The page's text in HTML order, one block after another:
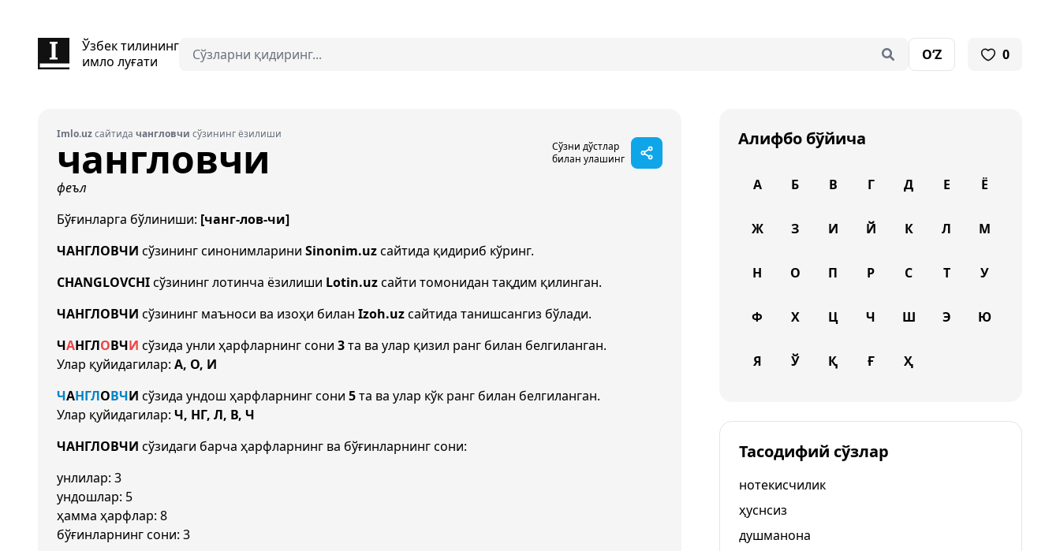
Ўзбек тилининг
имло луғати
O‘Z 0
Imlo.uzсайтида чангловчи сўзининг ёзилиши
чангловчи
Сўзни дўстлар
билан улашинг
феъл
Бўғинларга бўлиниши: [чанг-лов-чи]
ЧАНГЛОВЧИ сўзининг синонимларини Sinonim.uzсайтида қидириб кўринг.
CHANGLOVCHIсўзининг лотинча ёзилиши Lotin.uzсайти томонидан тақдим қилинган.
ЧАНГЛОВЧИ сўзининг маъноси ва изоҳи билан Izoh.uzсайтида танишсангиз бўлади.
ЧАНГЛОВЧИ сўзида унли ҳарфларнинг сони 3та ва улар қизил ранг билан белгиланган.
Улар қуйидагилар: А, О, И
ЧАНГЛОВЧИ сўзида ундош ҳарфларнинг сони 5та ва улар кўк ранг билан белгиланган.
Улар қуйидагилар: Ч, НГ, Л, В, Ч
ЧАНГЛОВЧИ сўзидаги барча ҳарфларнинг ва бўғинларнинг сони:
унлилар: 3
ундошлар: 5
ҳамма ҳарфлар: 8
бўғинларнинг сони: 3
Алифбо бўйича
А Б В Г Д Е Ё
Ж З И Й К Л М
Н О П Р С Т У
Ф Х Ц Ч Ш Э Ю
Я Ў Қ Ғ Ҳ
Тасодифий сўзлар
нотекисчилик
ҳуснсиз
душманона